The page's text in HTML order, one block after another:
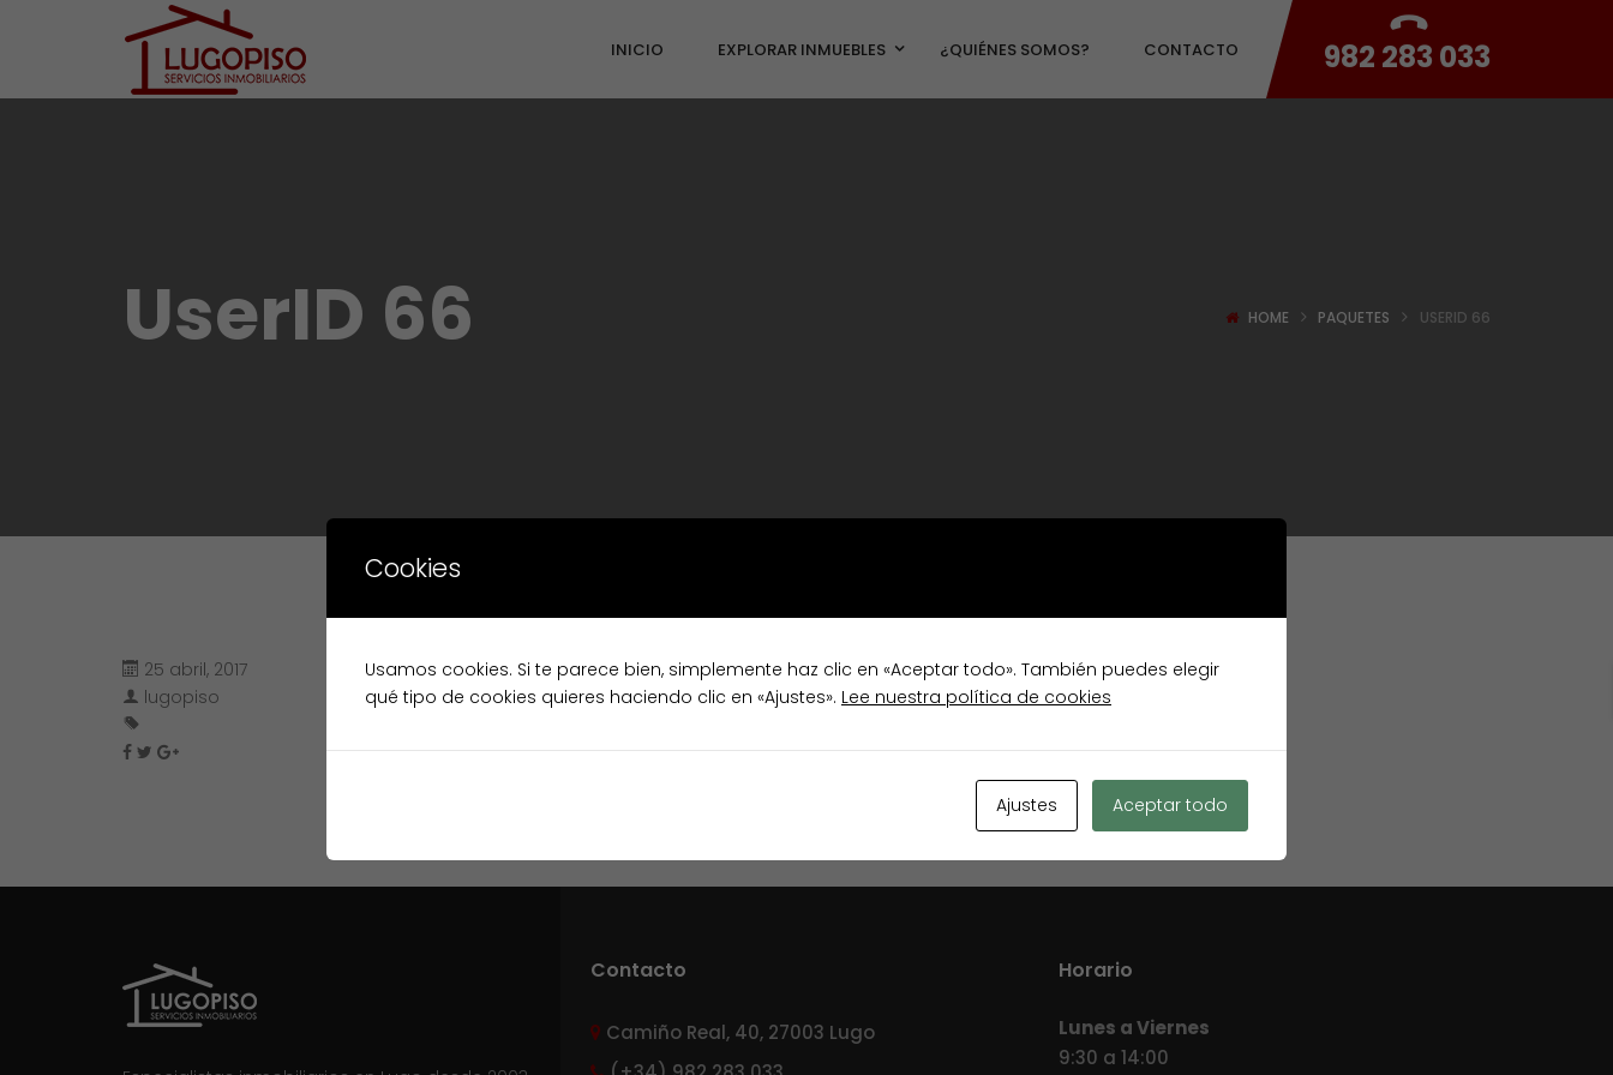
INICIO EXPLORAR INMUEBLES ¿QUIÉNES SOMOS? CONTACTO 982 283 033
UserID 66 HOME PAQUETES USERID 66
25 abril, 2017
lugopiso
Contacto
Camiño Real, 40, 27003 Lugo
Horario
Lunes a Viernes
9:30 a 14:00
Cookies
Usamos cookies. Si te parece bien, simplemente haz clic en «Aceptar todo». También puedes elegir
qué tipo de cookies quieres haciendo clic en «Ajustes». Lee nuestra política de cookies
Ajustes Aceptar todo